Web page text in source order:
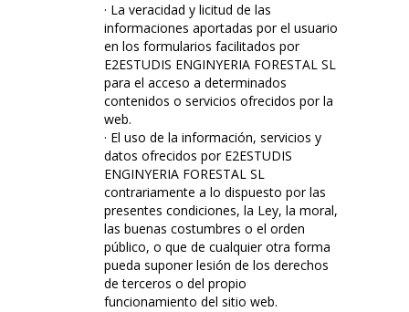
· La veracidad y licitud de las
informaciones aportadas por el usuario
en los formularios facilitados por
E2ESTUDIS ENGINYERIA FORESTAL SL
para el acceso a determinados
contenidos o servicios ofrecidos por la
web.
· El uso de la información, servicios y
datos ofrecidos por E2ESTUDIS
ENGINYERIA FORESTAL SL
contrariamente a lo dispuesto por las
presentes condiciones, la Ley, la moral,
las buenas costumbres o el orden
público, o que de cualquier otra forma
pueda suponer lesión de los derechos
de terceros o del propio
funcionamiento del sitio web.